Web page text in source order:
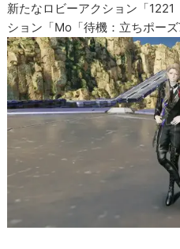
新たなロビーアクション「
ション「Mo「待機：立ちポー